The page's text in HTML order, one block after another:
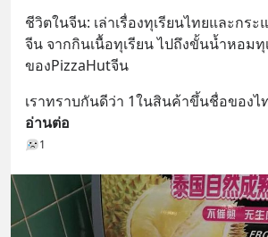
ชีวิตในจีน: เล่าเรื่องทุเรียนไทยและกระ
จีน จากกินเนื้อทุเรียน ไปถึงขั้นน้ำหอมทุ
ของPizzaHutจีน
เราทราบกันดีว่า 1ในสินค้าขึ้นชื่อของไ
อ่านต่อ
1